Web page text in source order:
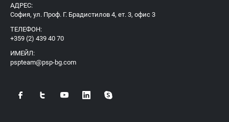
АДРЕС:
София, ул. Проф. Г. Брадистилов 4, ет. 3, офис 3
ТЕЛЕФОН:
+359 (2) 439 40 70
ИМЕЙЛ:
pspteam@psp-bg.com